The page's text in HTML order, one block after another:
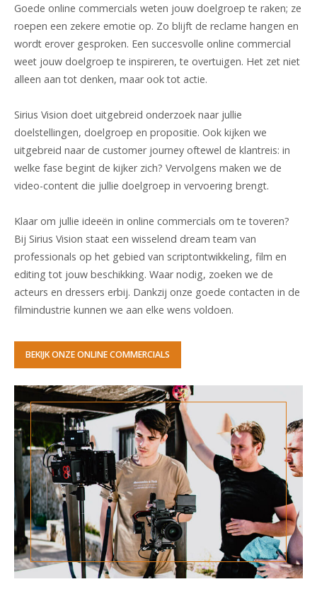
Goede online commercials weten jouw doelgroep te raken; ze
roepen een zekere emotie op. Zo blijft de reclame hangen en
wordt erover gesproken. Een succesvolle online commercial
weet jouw doelgroep te inspireren, te overtuigen. Het zet niet
alleen aan tot denken, maar ook tot actie.
Sirius Vision doet uitgebreid onderzoek naar jullie
doelstellingen, doelgroep en propositie. Ook kijken we
uitgebreid naar de customer journey oftewel de klantreis: in
welke fase begint de kijker zich? Vervolgens maken we de
video-content die jullie doelgroep in vervoering brengt.
Klaar om jullie ideeën in online commercials om te toveren?
Bij Sirius Vision staat een wisselend dream team van
professionals op het gebied van scriptontwikkeling, film en
editing tot jouw beschikking. Waar nodig, zoeken we de
acteurs en dressers erbij. Dankzij onze goede contacten in de
filmindustrie kunnen we aan elke wens voldoen.
BEKIJK ONZE ONLINE COMMERCIALS